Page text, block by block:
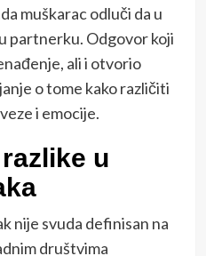
muškarac odluči da u
partnerku. Odgovor koji
ali i otvorio
o tome kako različiti
i emocije.
u
nije svuda definisan na
društvima